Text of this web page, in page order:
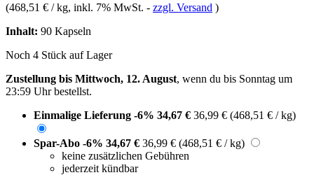
(468,51 € / kg, inkl. 7% MwSt. - zzgl. Versand )
Inhalt: 90 Kapseln
Noch 4 Stück auf Lager
Zustellung bis Mittwoch, 12. August, wenn du bis Sonntag um
23:59 Uhrbestellst.
Einmalige Lieferung -6% 34,67 € 36,99 € (468,51 € / kg)
Spar-Abo -6% 34,67 € 36,99 € (468,51 € / kg)
keine zusätzlichen Gebühren
jederzeit kündbar